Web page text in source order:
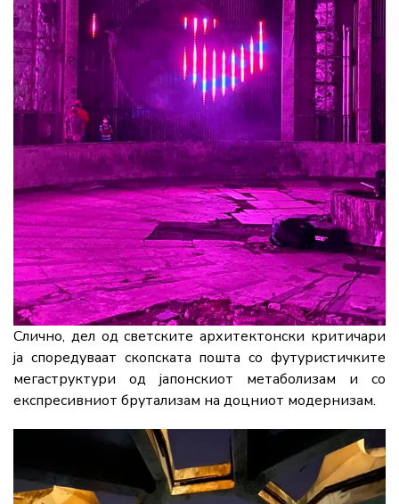
Слично, дел од светските архитектонски критичари
ја споредуваат скопската пошта со футуристичките
мегаструктури од јапонскиот метаболизам и со
експресивниот брутализам на доцниот модернизам.